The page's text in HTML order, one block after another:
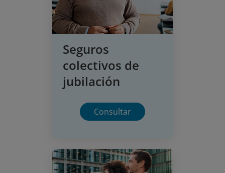
Seguros
colectivos de
jubilación
Consultar